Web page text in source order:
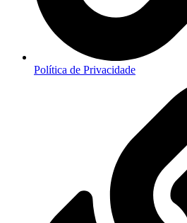
Política de Privacidade